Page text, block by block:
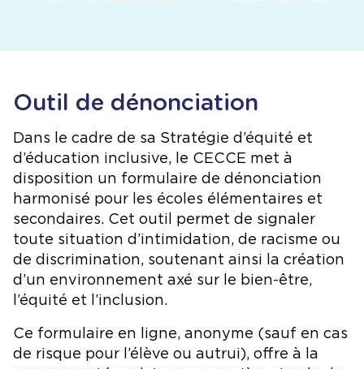
Outil de dénonciation
Dans le cadre de sa Stratégie d’équité et
d’éducation inclusive, le CECCE met à
disposition un formulaire de dénonciation
harmonisé pour les écoles élémentaires et
secondaires. Cet outil permet de signaler
toute situation d’intimidation, de racisme ou
de discrimination, soutenant ainsi la création
d’un environnement axé sur le bien-être,
l’équité et l’inclusion.
Ce formulaire en ligne, anonyme (sauf en cas
de risque pour l’élève ou autrui), offre à la